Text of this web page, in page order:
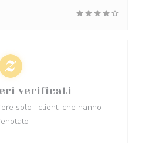
verificati
solo i clienti che hanno